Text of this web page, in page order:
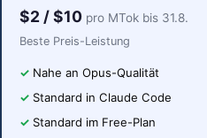
$2 / $10 pro MTok bis 31.8.
Beste Preis-Leistung
Nahe an Opus-Qualität
Standard in Claude Code
Standard im Free-Plan